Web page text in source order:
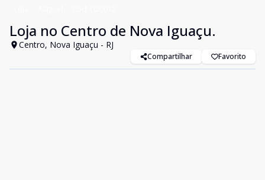
Loja no Centro de Nova Iguaçu.
Centro, Nova Iguaçu - RJ
Compartilhar Favorito